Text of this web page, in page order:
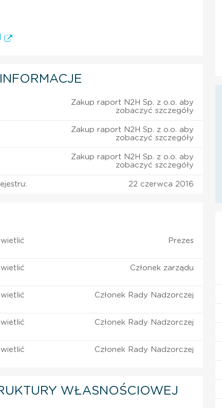
Zakup raport N2H Sp. z o.o. aby
zobaczyć szczegóły
Zakup raport N2H Sp. z o.o. aby
zobaczyć szczegóły
Zakup raport N2H Sp. z o.o. aby
zobaczyć szczegóły
22 czerwca 2016
Prezes
Członek zarządu
Członek Rady Nadzorczej
Członek Rady Nadzorczej
Członek Rady Nadzorczej
WŁASNOŚCIOWEJ